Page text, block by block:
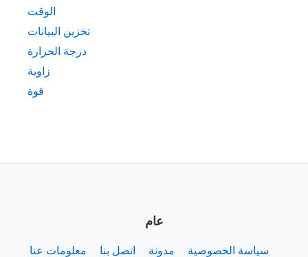
الوقت
تخزين البيانات
درجة الحرارة
زاوية
قوة
عام
معلومات عنا اتصل بنا مدونة سياسة الخصوصية